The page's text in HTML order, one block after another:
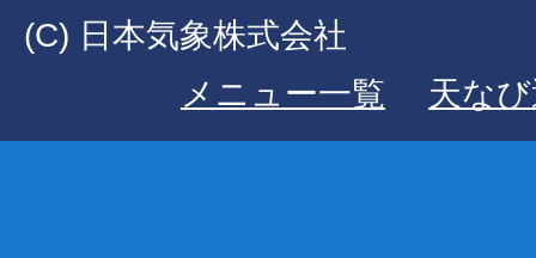
(C) 日本気象株式会社
メニュー一覧
天な